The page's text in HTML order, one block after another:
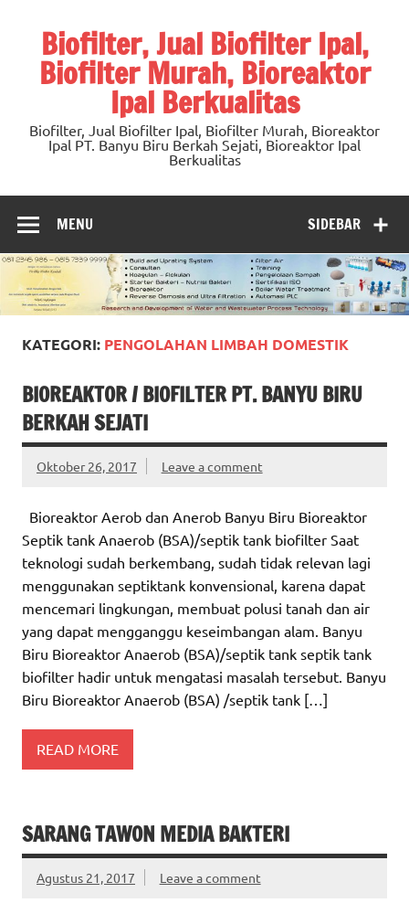
contentBiofilter, Jual Biofilter Ipal,
Biofilter Murah, Bioreaktor
Ipal Berkualitas
Biofilter, Jual Biofilter Ipal, Biofilter Murah, Bioreaktor
Ipal PT. Banyu Biru Berkah Sejati, Bioreaktor Ipal
Berkualitas
SIDEBAR
MENU
KATEGORI: PENGOLAHAN LIMBAH DOMESTIK
BIOREAKTOR / BIOFILTER PT. BANYU BIRU
BERKAH SEJATI
Oktober 26, 2017 Leave a comment
Bioreaktor Aerob dan Anerob Banyu Biru Bioreaktor
Septik tank Anaerob (BSA)/septik tank biofilter Saat
teknologi sudah berkembang, sudah tidak relevan lagi
menggunakan septiktank konvensional, karena dapat
mencemari lingkungan, membuat polusi tanah dan air
yang dapat mengganggu keseimbangan alam. Banyu
Biru Bioreaktor Anaerob (BSA)/septik tank septik tank
biofilter hadir untuk mengatasi masalah tersebut. Banyu
Biru Bioreaktor Anaerob (BSA) /septik tank […]
READ MORE
SARANG TAWON MEDIA BAKTERI
Agustus 21, 2017 Leave a comment